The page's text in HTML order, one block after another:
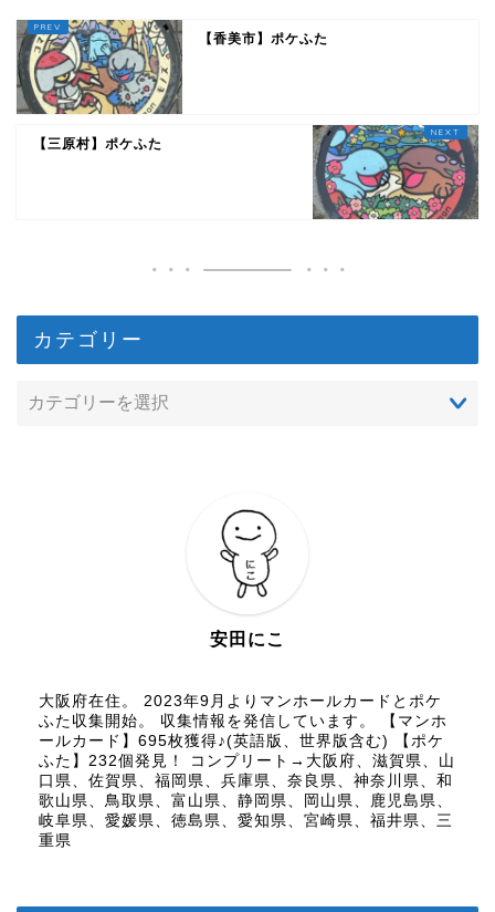
【香美市】ポケふた
【三原村】ポケふた
カテゴリー
安田にこ
大阪府在住。 2023年9月よりマンホールカードとポケ
ふた収集開始。 収集情報を発信しています。 【マンホ
ールカード】695枚獲得♪(英語版、世界版含む) 【ポケ
ふた】232個発見！ コンプリート→大阪府、滋賀県、山
口県、佐賀県、福岡県、兵庫県、奈良県、神奈川県、和
歌山県、鳥取県、富山県、静岡県、岡山県、鹿児島県、
岐阜県、愛媛県、徳島県、愛知県、宮崎県、福井県、三
重県